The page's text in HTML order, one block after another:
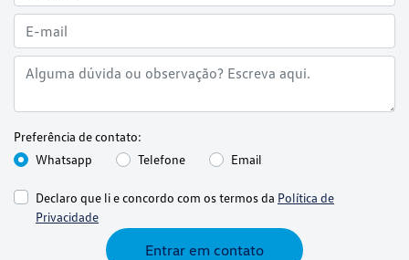
Preferência de contato:
Whatsapp
Telefone Email
Declaro que li e concordo com os termos da Política de
Privacidade
Entrar em contato